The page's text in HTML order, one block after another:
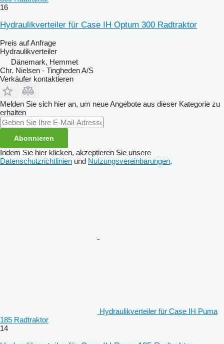
16
Hydraulikverteiler für Case IH Optum 300 Radtraktor
Preis auf Anfrage
Hydraulikverteiler
Dänemark, Hemmet
Chr. Nielsen - Tingheden A/S
Verkäufer kontaktieren
Melden Sie sich hier an, um neue Angebote aus dieser Kategorie zu
erhalten
Abonnieren
Indem Sie hier klicken, akzeptieren Sie unsere
Datenschutzrichtlinien und Nutzungsvereinbarungen.
Hydraulikverteiler für Case IH Puma
185 Radtraktor
14